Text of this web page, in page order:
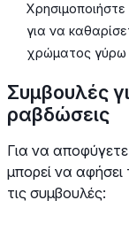
για να
χρώματος γύρω
Συμβουλές
ραβδώσεις
Για να
μπορεί να
τις συμβουλές: